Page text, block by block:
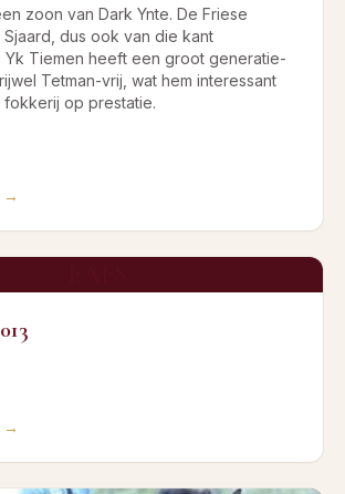
zoon van Dark Ynte. De Friese
dus ook van die kant
Yk Tiemen heeft een groot generatie-
Tetman-vrij, wat hem interessant
op prestatie.
→
→